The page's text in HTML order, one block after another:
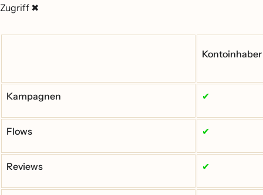
Zugriff ✖
Kontoinhaber
Kampagnen ✔
Flows ✔
Reviews ✔